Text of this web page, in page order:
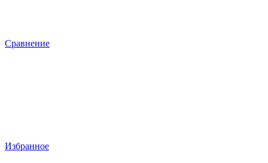
Сравнение
Избранное